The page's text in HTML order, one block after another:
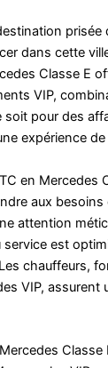
prisée
dans cette
Classe E
VIP,
soit pour des
expérience
en Mercedes
aux besoins
attention
est
chauffeurs,
VIP, assurent
Classe